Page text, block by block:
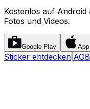
Kostenlos auf Android
Fotos und Videos.
Google Play
Sticker entdecken